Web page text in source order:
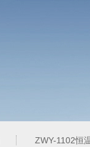
ZWY-1102恒